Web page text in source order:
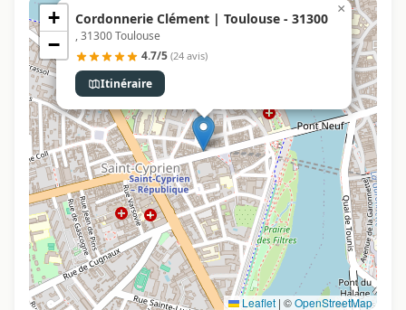
Cordonnerie Clément | Toulouse - 31300
, 31300 Toulouse
4.7/5 (24 avis)
Itinéraire
×
+
−
Leaflet | ©OpenStreetMap